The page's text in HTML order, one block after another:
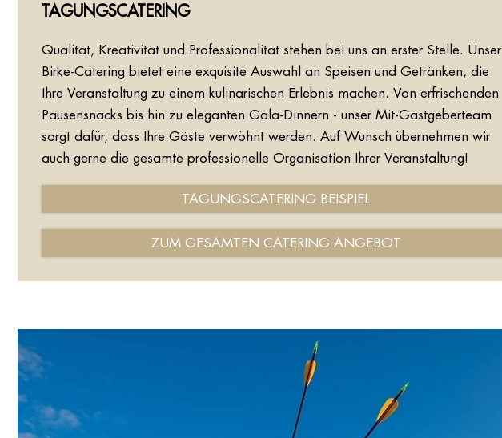
TAGUNGSCATERING
Qualität, Kreativität und Professionalität stehen bei uns an erster Stelle. Unser
Birke-Catering bietet eine exquisite Auswahl an Speisen und Getränken, die
Ihre Veranstaltung zu einem kulinarischen Erlebnis machen. Von erfrischenden
Pausensnacks bis hin zu eleganten Gala-Dinnern - unser Mit-Gastgeberteam
sorgt dafür, dass Ihre Gäste verwöhnt werden. Auf Wunsch übernehmen wir
auch gerne die gesamte professionelle Organisation Ihrer Veranstaltung!
TAGUNGSCATERING BEISPIEL
ZUM GESAMTEN CATERING ANGEBOT